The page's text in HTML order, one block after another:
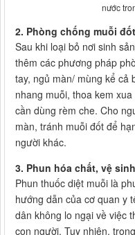
nước
2. Phòng chống muỗi đốt
Sau khi loại bỏ nơi sinh
thêm các phương pháp
tay, ngủ màn/ mùng kể cả
nhang muỗi, thoa kem
cần dùng rèm che. Cho
màn, tránh muỗi đốt để
người khác.
3. Phun hóa chất, vệ
Phun thuốc diệt muỗi là
hướng dẫn của cơ quan y
dân không lo ngại về việc
con người. Tuy nhiên,